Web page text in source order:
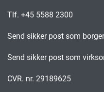
Tlf. +45 5588 2300
Send sikker post som
Send sikker post som
CVR. nr. 29189625